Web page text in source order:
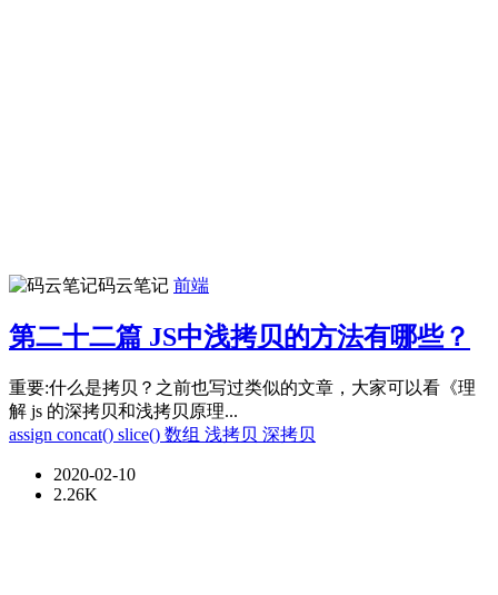
码云笔记 前端
第二十二篇 JS中浅拷贝的方法有哪些？
重要:什么是拷贝？之前也写过类似的文章，大家可以看《理
解 js 的深拷贝和浅拷贝原理...
assign concat() slice() 数组 浅拷贝 深拷贝
2020-02-10
2.26K